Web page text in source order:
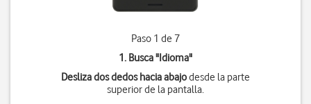
Paso 1 de 7
1. Busca "Idioma"
Desliza dos dedos hacia abajodesde la parte
superior de la pantalla.